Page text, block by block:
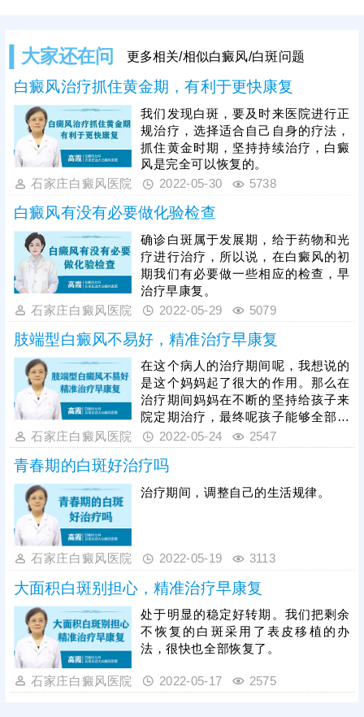
大家还在问 更多相关/相似白癜风/白斑问题
白癜风治疗抓住黄金期，有利于更快康复
我们发现白斑，要及时来医院进行正
规治疗，选择适合自己自身的疗法，
抓住黄金时期，坚持持续治疗，白癜
风是完全可以恢复的。
石家庄白癜风医院
2022-05-30 5738
白癜风有没有必要做化验检查
确诊白斑属于发展期，给于药物和光
疗进行治疗，所以说，在白癜风的初
期我们有必要做一些相应的检查，早
治疗早康复。
石家庄白癜风医院
2022-05-29 5079
肢端型白癜风不易好，精准治疗早康复
在这个病人的治疗期间呢，我想说的
是这个妈妈起了很大的作用。那么在
治疗期间妈妈在不断的坚持给孩子来
院定期治疗，最终呢孩子能够全部恢
复。
石家庄白癜风医院 2022-05-24 2547
青春期的白斑好治疗吗
治疗期间，调整自己的生活规律。
石家庄白癜风医院 2022-05-19 3113
大面积白斑别担心，精准治疗早康复
处于明显的稳定好转期。我们把剩余
不恢复的白斑采用了表皮移植的办
法，很快也全部恢复了。
石家庄白癜风医院 2022-05-17 2575